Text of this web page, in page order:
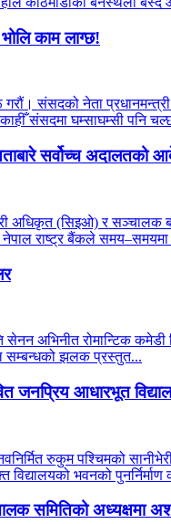
काम लाग्छ!
संसदको नेता
संसदमा घम्साघम्सी पनि
सर्वोच्च अदालतको
अधिकृत (सिइओ) र सञ्चालक
राष्ट्र बैंकले समय–समयमा
सेनन अभिनीत रोमान्टिक
सम्बन्धको झलक प्रस्तुत...
जनप्रिय आधारभूत
रुकुम पश्चिमको
विद्यालयको भवनको
समितिको अध्यक्षमा